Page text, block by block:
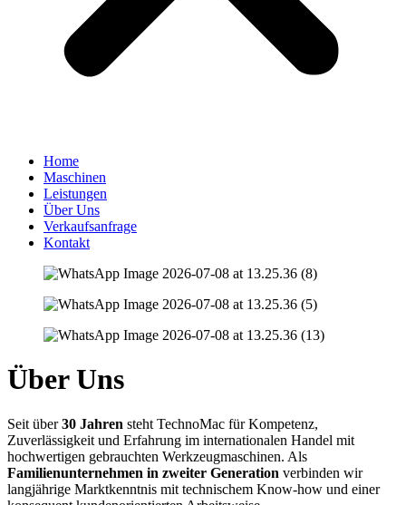
Home
Maschinen
Leistungen
Über Uns
Verkaufsanfrage
Kontakt
Über Uns
Seit über30 Jahren steht TechnoMac für Kompetenz,
Zuverlässigkeit und Erfahrung im internationalen Handel mit
hochwertigen gebrauchten Werkzeugmaschinen. Als
Familienunternehmen in zweiter Generation verbinden wir
langjährige Marktkenntnis mit technischem Know-how und einer